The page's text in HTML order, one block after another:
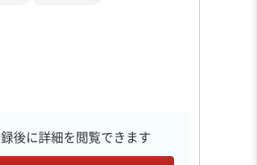
後に詳細を閲覧できます